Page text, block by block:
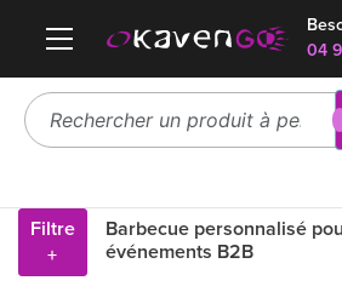
04
Filtre
+
Barbecue personnalisé
événements B2B